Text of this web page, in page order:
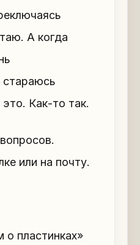
А когда
Как-то так.
или на почту.
о пластинках»